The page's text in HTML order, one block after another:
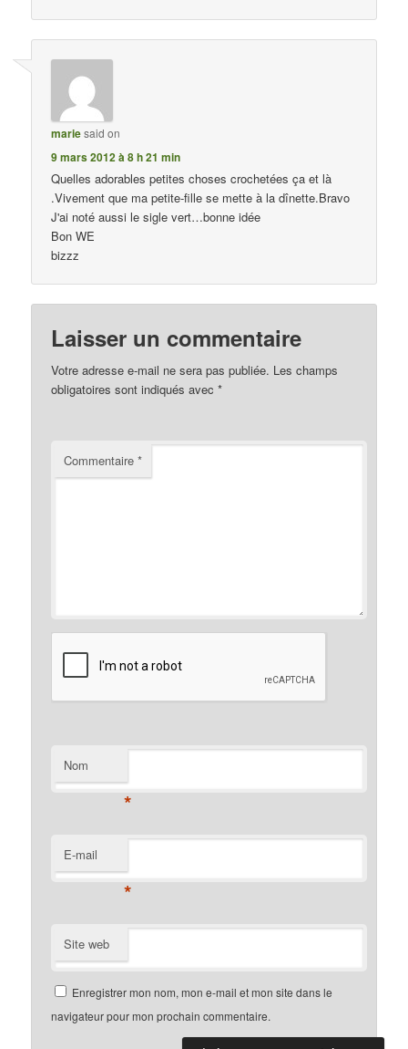
mariesaid on
9 mars 2012 à 8 h 21 min
Quelles adorables petites choses crochetées ça et là
.Vivement que ma petite-fille se mette à la dînette.Bravo
J'ai noté aussi le sigle vert…bonne idée
Bon WE
bizzz
Laisser un commentaire
Votre adresse e-mail ne sera pas publiée. Les champs
obligatoires sont indiqués avec*
Commentaire*
Nom
*
E-mail
*
Site web
Enregistrer mon nom, mon e-mail et mon site dans le
navigateur pour mon prochain commentaire.